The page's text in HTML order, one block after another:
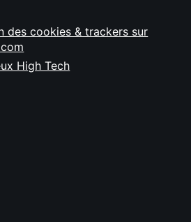
des cookies & trackers sur
High Tech